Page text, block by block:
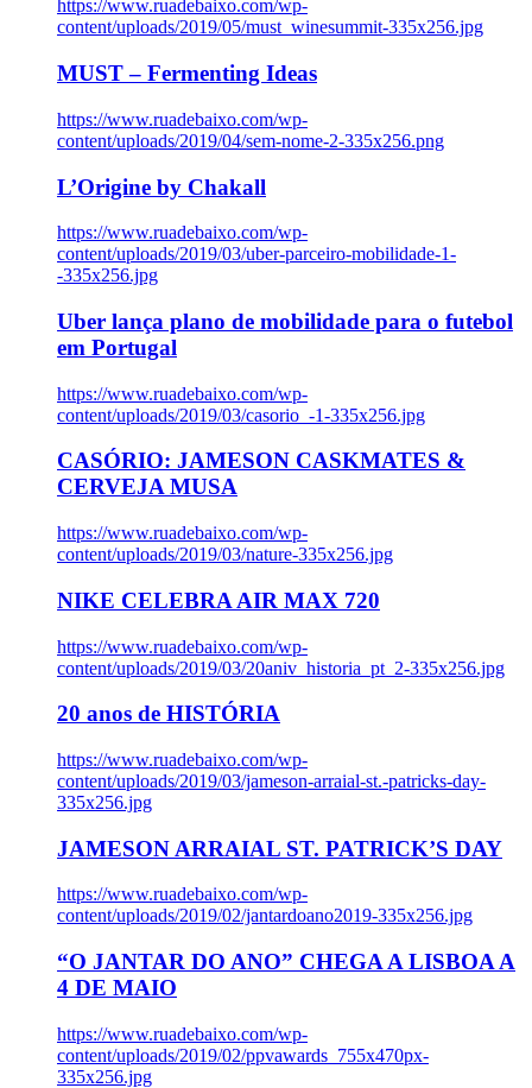
https://www.ruadebaixo.com/wp-
content/uploads/2019/05/must_winesummit-335x256.jpg
MUST – Fermenting Ideas
https://www.ruadebaixo.com/wp-
content/uploads/2019/04/sem-nome-2-335x256.png
L’Origine by Chakall
https://www.ruadebaixo.com/wp-
content/uploads/2019/03/uber-parceiro-mobilidade-1-
-335x256.jpg
Uber lança plano de mobilidade para o futebol
em Portugal
https://www.ruadebaixo.com/wp-
content/uploads/2019/03/casorio_-1-335x256.jpg
CASÓRIO: JAMESON CASKMATES &
CERVEJA MUSA
https://www.ruadebaixo.com/wp-
content/uploads/2019/03/nature-335x256.jpg
NIKE CELEBRA AIR MAX 720
https://www.ruadebaixo.com/wp-
content/uploads/2019/03/20aniv_historia_pt_2-335x256.jpg
20 anos de HISTÓRIA
https://www.ruadebaixo.com/wp-
content/uploads/2019/03/jameson-arraial-st.-patricks-day-
335x256.jpg
JAMESON ARRAIAL ST. PATRICK’S DAY
https://www.ruadebaixo.com/wp-
content/uploads/2019/02/jantardoano2019-335x256.jpg
“O JANTAR DO ANO” CHEGA A LISBOA A
4 DE MAIO
https://www.ruadebaixo.com/wp-
content/uploads/2019/02/ppvawards_755x470px-
335x256.jpg